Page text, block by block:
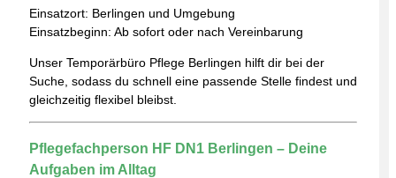
Einsatzort: Berlingen und Umgebung
Einsatzbeginn: Ab sofort oder nach Vereinbarung
Unser Temporärbüro Pflege Berlingen hilft dir bei der
Suche, sodass du schnell eine passende Stelle findest und
gleichzeitig flexibel bleibst.
Pflegefachperson HF DN1 Berlingen – Deine
Aufgaben im Alltag